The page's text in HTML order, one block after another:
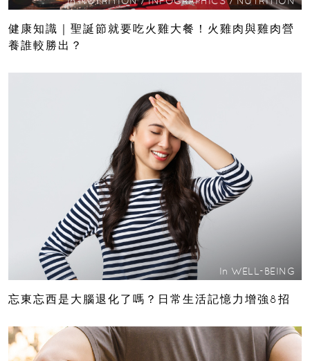
健康知識｜聖誕節就要吃火雞大餐！火雞肉與雞肉營
養誰較勝出？
In WELL-BEING
忘東忘西是大腦退化了嗎？日常生活記憶力增強8招